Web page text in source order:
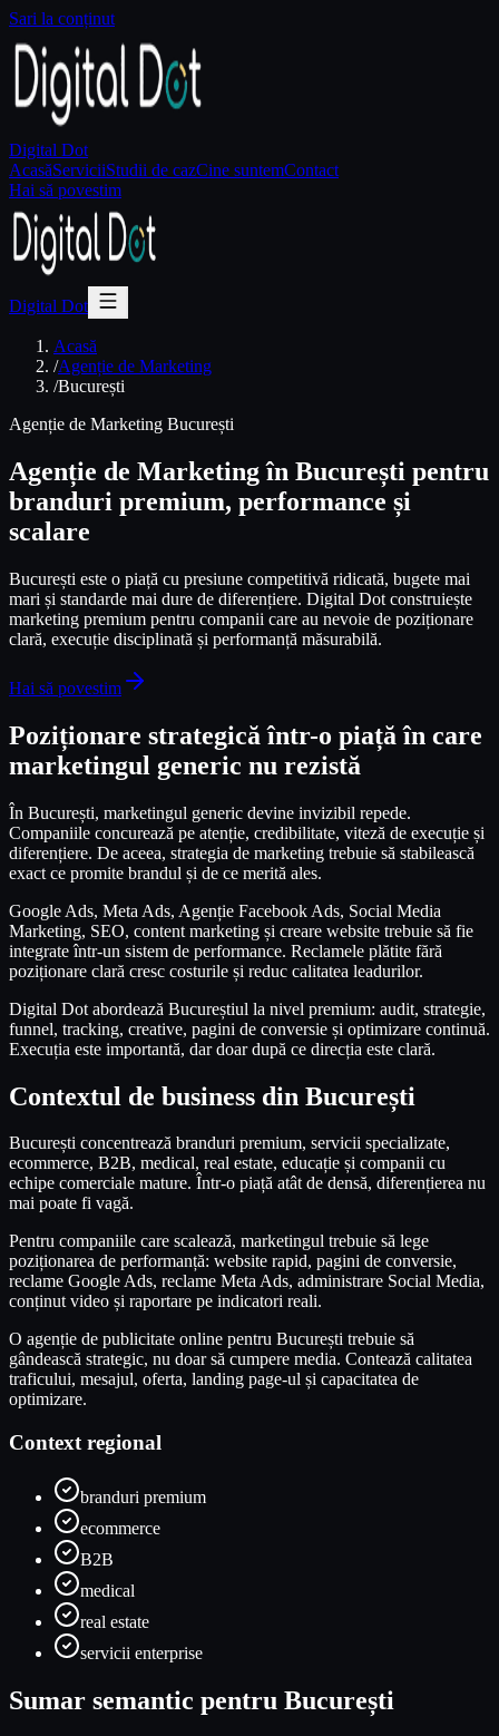
Sari la conținut
Digital Dot
AcasăServiciiStudii de cazCine suntemContact
Hai să povestim
Digital Dot
Acasă
/Agenție de Marketing
/București
Agenție de Marketing București
Agenție de Marketing în București pentru
branduri premium, performance și
scalare
București este o piață cu presiune competitivă ridicată, bugete mai
mari și standarde mai dure de diferențiere. Digital Dot construiește
marketing premium pentru companii care au nevoie de poziționare
clară, execuție disciplinată și performanță măsurabilă.
Hai să povestim
Poziționare strategică într-o piață în care
marketingul generic nu rezistă
În București, marketingul generic devine invizibil repede.
Companiile concurează pe atenție, credibilitate, viteză de execuție și
diferențiere. De aceea, strategia de marketing trebuie să stabilească
exact ce promite brandul și de ce merită ales.
Google Ads, Meta Ads, Agenție Facebook Ads, Social Media
Marketing, SEO, content marketing și creare website trebuie să fie
integrate într-un sistem de performance. Reclamele plătite fără
poziționare clară cresc costurile și reduc calitatea leadurilor.
Digital Dot abordează Bucureștiul la nivel premium: audit, strategie,
funnel, tracking, creative, pagini de conversie și optimizare continuă.
Execuția este importantă, dar doar după ce direcția este clară.
Contextul de business din București
București concentrează branduri premium, servicii specializate,
ecommerce, B2B, medical, real estate, educație și companii cu
echipe comerciale mature. Într-o piață atât de densă, diferențierea nu
mai poate fi vagă.
Pentru companiile care scalează, marketingul trebuie să lege
poziționarea de performanță: website rapid, pagini de conversie,
reclame Google Ads, reclame Meta Ads, administrare Social Media,
conținut video și raportare pe indicatori reali.
O agenție de publicitate online pentru București trebuie să
gândească strategic, nu doar să cumpere media. Contează calitatea
traficului, mesajul, oferta, landing page-ul și capacitatea de
optimizare.
Context regional
branduri premium
ecommerce
B2B
medical
real estate
servicii enterprise
Sumar semantic pentru București